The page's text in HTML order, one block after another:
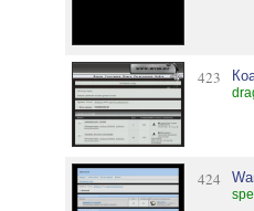
423
424